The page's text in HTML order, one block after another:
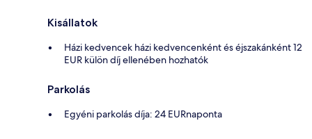
Kisállatok
Házi kedvencek házi kedvencenként és éjszakánként 12
EUR külön díj ellenében hozhatók
Parkolás
Egyéni parkolás díja: 24 EURnaponta